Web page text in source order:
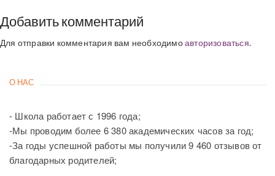
Добавить комментарий
Для отправки комментария вам необходимоавторизоваться.
О НАС
- Школа работает с 1996 года;
-Мы проводим более 6 380 академических часов за год;
-За годы успешной работы мы получили 9 460 отзывов от
благодарных родителей;